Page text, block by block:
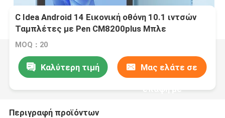
C Idea Android 14 Εικονική οθόνη 10.1 ιντσών
Ταμπλέτες με Pen CM8200plus Μπλε
MOQ：20
Καλύτερη τιμή Μας ελάτε σε
επαφή με
Περιγραφή προϊόντων